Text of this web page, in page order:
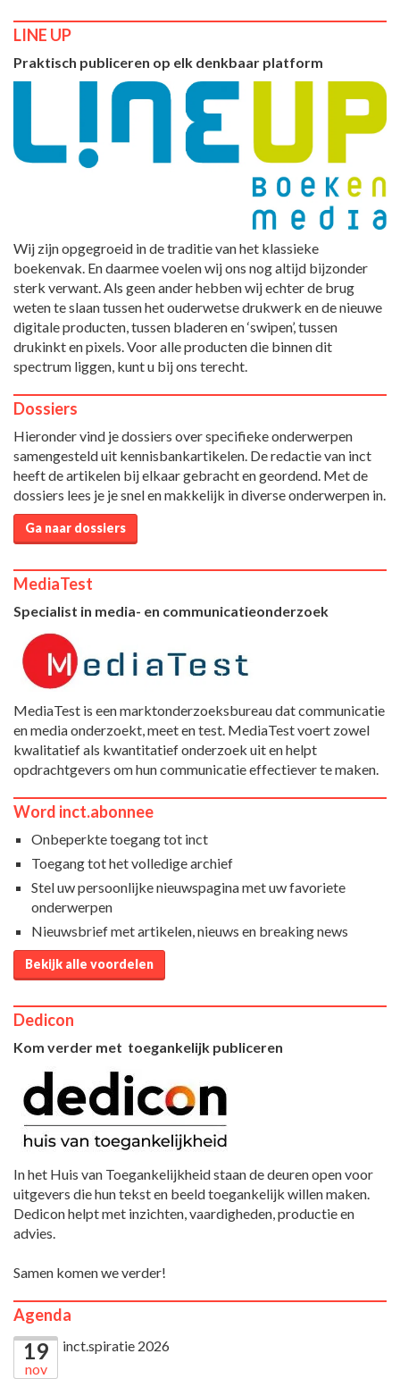
LINE UP
Praktisch publiceren op elk denkbaar platform
Wij zijn opgegroeid in de traditie van het klassieke
boekenvak. En daarmee voelen wij ons nog altijd bijzonder
sterk verwant. Als geen ander hebben wij echter de brug
weten te slaan tussen het ouderwetse drukwerk en de nieuwe
digitale producten, tussen bladeren en ‘swipen’, tussen
drukinkt en pixels. Voor alle producten die binnen dit
spectrum liggen, kunt u bij ons terecht.
Dossiers
Hieronder vind je dossiers over specifieke onderwerpen
samengesteld uit kennisbankartikelen. De redactie van inct
heeft de artikelen bij elkaar gebracht en geordend. Met de
dossiers lees je je snel en makkelijk in diverse onderwerpen in.
Ga naar dossiers
MediaTest
Specialist in media- en communicatieonderzoek
MediaTest is een marktonderzoeksbureau dat communicatie
en media onderzoekt, meet en test. MediaTest voert zowel
kwalitatief als kwantitatief onderzoek uit en helpt
opdrachtgevers om hun communicatie effectiever te maken.
Word inct.abonnee
Onbeperkte toegang tot inct
Toegang tot het volledige archief
Stel uw persoonlijke nieuwspagina met uw favoriete
onderwerpen
Nieuwsbrief met artikelen, nieuws en breaking news
Bekijk alle voordelen
Dedicon
Kom verder met toegankelijk publiceren
In het Huis van Toegankelijkheid staan de deuren open voor
uitgevers die hun tekst en beeld toegankelijk willen maken.
Dedicon helpt met inzichten, vaardigheden, productie en
advies.
Samen komen we verder!
Agenda
19
nov
inct.spiratie 2026